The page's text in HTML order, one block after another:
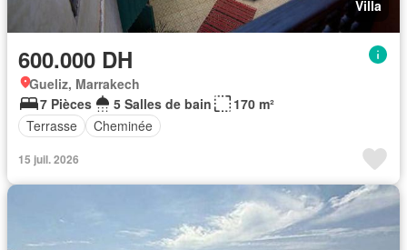
Villa
600.000 DH
Gueliz, Marrakech
7 Pièces
5 Salles de bain
170 m²
Terrasse
Cheminée
15 juil. 2026